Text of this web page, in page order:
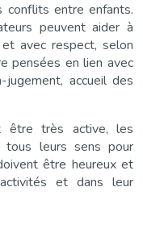
conflits entre enfants.
peuvent aider à
avec respect, selon
pensées en lien avec
accueil des
être très active, les
tous leurs sens pour
être heureux et
et dans leur